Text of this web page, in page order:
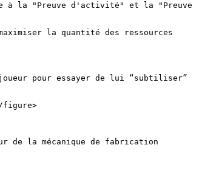
à la "Preuve d'activité" et la "Preuve
la quantité des ressources
joueur pour essayer de lui “subtiliser”
figure>
de la mécanique de fabrication